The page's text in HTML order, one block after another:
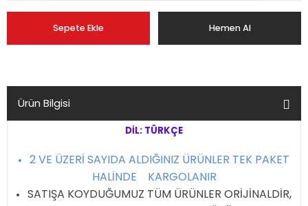
Sepete Ekle Hemen Al
Ürün Bilgisi
DİL: TÜRKÇE
2 VE ÜZERİ SAYIDA ALDIĞINIZ ÜRÜNLER TEK PAKET
HALİNDE KARGOLANIR
SATIŞA KOYDUĞUMUZ TÜM ÜRÜNLER ORİJİNALDİR,